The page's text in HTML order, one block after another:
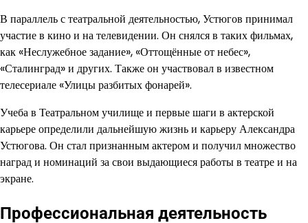
В параллель с театральной деятельностью, Устюгов принимал
участие в кино и на телевидении. Он снялся в таких фильмах,
как «Неслужебное задание», «Оттощённые от небес»,
«Сталинград» и других. Также он участвовал в известном
телесериале «Улицы разбитых фонарей».
Учеба в Театральном училище и первые шаги в актерской
карьере определили дальнейшую жизнь и карьеру Александра
Устюгова. Он стал признанным актером и получил множество
наград и номинаций за свои выдающиеся работы в театре и на
экране.
Профессиональная деятельность